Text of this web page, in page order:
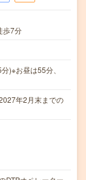
歩7分
)※お昼は55分、
年2月末までの